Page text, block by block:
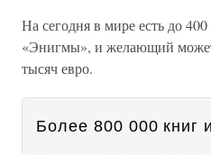
На сегодня в мире есть до
«Энигмы», и желающий
тысяч евро.
Более 800 000 книг